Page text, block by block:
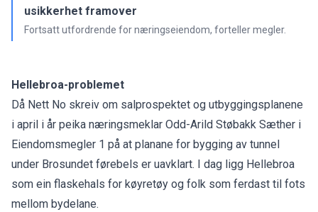
usikkerhet framover
Fortsatt utfordrende for næringseiendom, forteller megler.
Hellebroa-problemet
Då Nett No skreiv om salprospektet og utbyggingsplanene
i april i år peika næringsmeklar Odd-Arild Støbakk Sæther i
Eiendomsmegler 1 på at planane for bygging av tunnel
under Brosundet førebels er uavklart. I dag ligg Hellebroa
som ein flaskehals for køyretøy og folk som ferdast til fots
mellom bydelane.